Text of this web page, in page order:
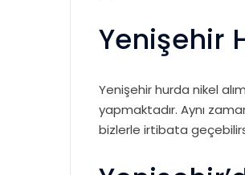
Yenişehir
Yenişehir hurda nikel
yapmaktadır. Aynı
bizlerle irtibata